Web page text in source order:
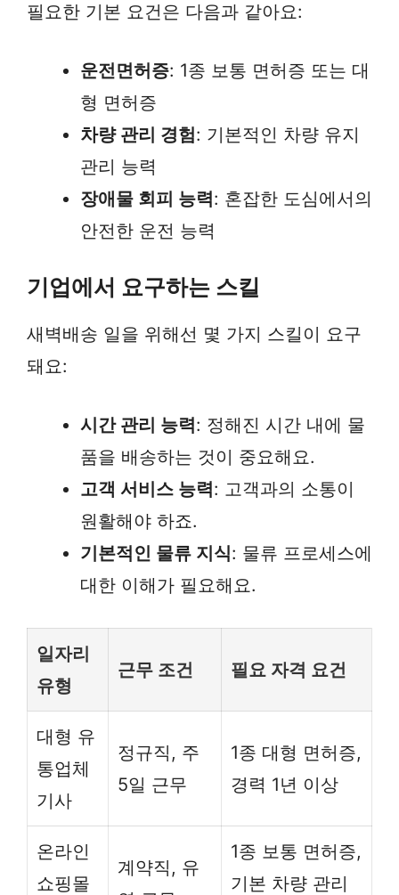
필요한 기본 요건은 다음과 같아요:
운전면허증: 1종 보통 면허증 또는 대
형 면허증
차량 관리 경험: 기본적인 차량 유지
관리 능력
장애물 회피 능력: 혼잡한 도심에서의
안전한 운전 능력
기업에서 요구하는 스킬
새벽배송 일을 위해선 몇 가지 스킬이 요구
돼요:
시간 관리 능력: 정해진 시간 내에 물
품을 배송하는 것이 중요해요.
고객 서비스 능력: 고객과의 소통이
원활해야 하죠.
기본적인 물류 지식: 물류 프로세스에
대한 이해가 필요해요.
일자리
유형
근무 조건 필요 자격 요건
대형 유
통업체
기사
정규직, 주
5일 근무
1종 대형 면허증,
경력 1년 이상
온라인
쇼핑몰
계약직, 유
1종 보통 면허증,
기본 차량 관리